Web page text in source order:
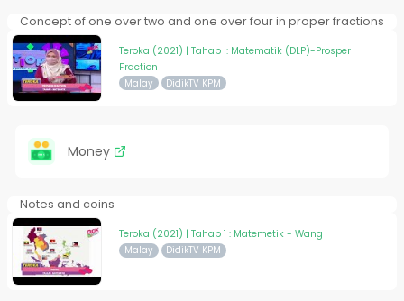
Concept of one over two and one over four in proper fractions
Teroka (2021) | Tahap I: Matematik (DLP)-Prosper
Fraction
Malay DidikTV KPM
Money
Notes and coins
Teroka (2021) | Tahap 1 : Matemetik - Wang
Malay DidikTV KPM